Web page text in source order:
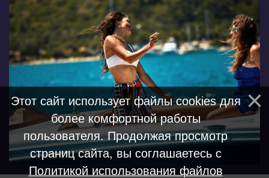
Этот сайт использует файлы cookies для
более комфортной работы
пользователя. Продолжая просмотр
страниц сайта, вы соглашаетесь с
Политикой использования файлов